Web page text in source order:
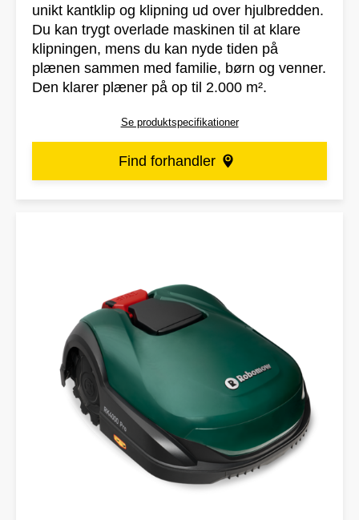
unikt kantklip og klipning ud over hjulbredden.
Du kan trygt overlade maskinen til at klare
klipningen, mens du kan nyde tiden på
plænen sammen med familie, børn og venner.
Den klarer plæner på op til 2.000 m².
Se produktspecifikationer
Find forhandler